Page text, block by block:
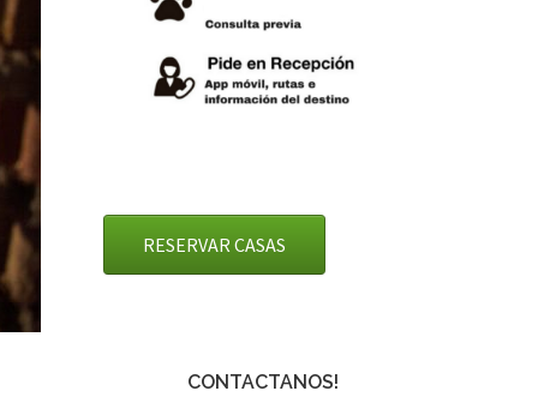
RESERVAR CASAS
CONTACTANOS!